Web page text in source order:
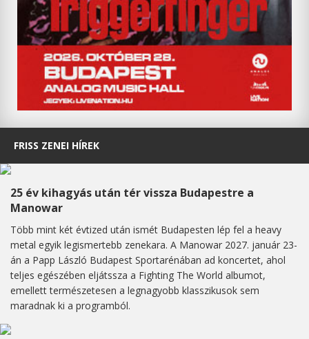
FRISS ZENEI HÍREK
25 év kihagyás után tér vissza Budapestre a
Manowar
Több mint két évtized után ismét Budapesten lép fel a heavy
metal egyik legismertebb zenekara. A Manowar 2027. január 23-
án a Papp László Budapest Sportarénában ad koncertet, ahol
teljes egészében eljátssza a Fighting The World albumot,
emellett természetesen a legnagyobb klasszikusok sem
maradnak ki a programból.